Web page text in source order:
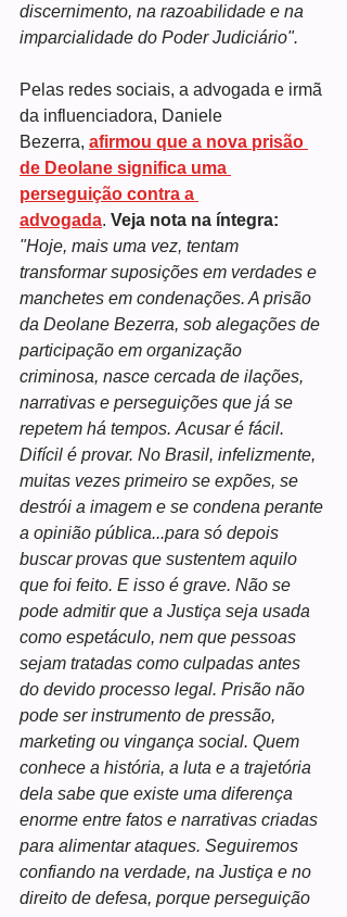
discernimento, na razoabilidade e na
imparcialidade do Poder Judiciário".
Pelas redes sociais, a advogada e irmã
da influenciadora, Daniele
Bezerra, afirmou que a nova prisão
de Deolane significa uma
perseguição contra a
advogada. Veja nota na íntegra:
"Hoje, mais uma vez, tentam
transformar suposições em verdades e
manchetes em condenações. A prisão
da Deolane Bezerra, sob alegações de
participação em organização
criminosa, nasce cercada de ilações,
narrativas e perseguições que já se
repetem há tempos. Acusar é fácil.
Difícil é provar. No Brasil, infelizmente,
muitas vezes primeiro se expões, se
destrói a imagem e se condena perante
a opinião pública...para só depois
buscar provas que sustentem aquilo
que foi feito. E isso é grave. Não se
pode admitir que a Justiça seja usada
como espetáculo, nem que pessoas
sejam tratadas como culpadas antes
do devido processo legal. Prisão não
pode ser instrumento de pressão,
marketing ou vingança social. Quem
conhece a história, a luta e a trajetória
dela sabe que existe uma diferença
enorme entre fatos e narrativas criadas
para alimentar ataques. Seguiremos
confiando na verdade, na Justiça e no
direito de defesa, porque perseguição